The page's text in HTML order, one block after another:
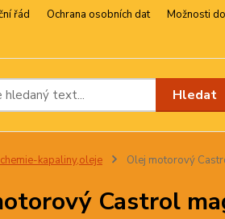
řád Ochrana osobních dat Možnosti
Hledat
kapaliny,oleje Olej motorový
Castrol